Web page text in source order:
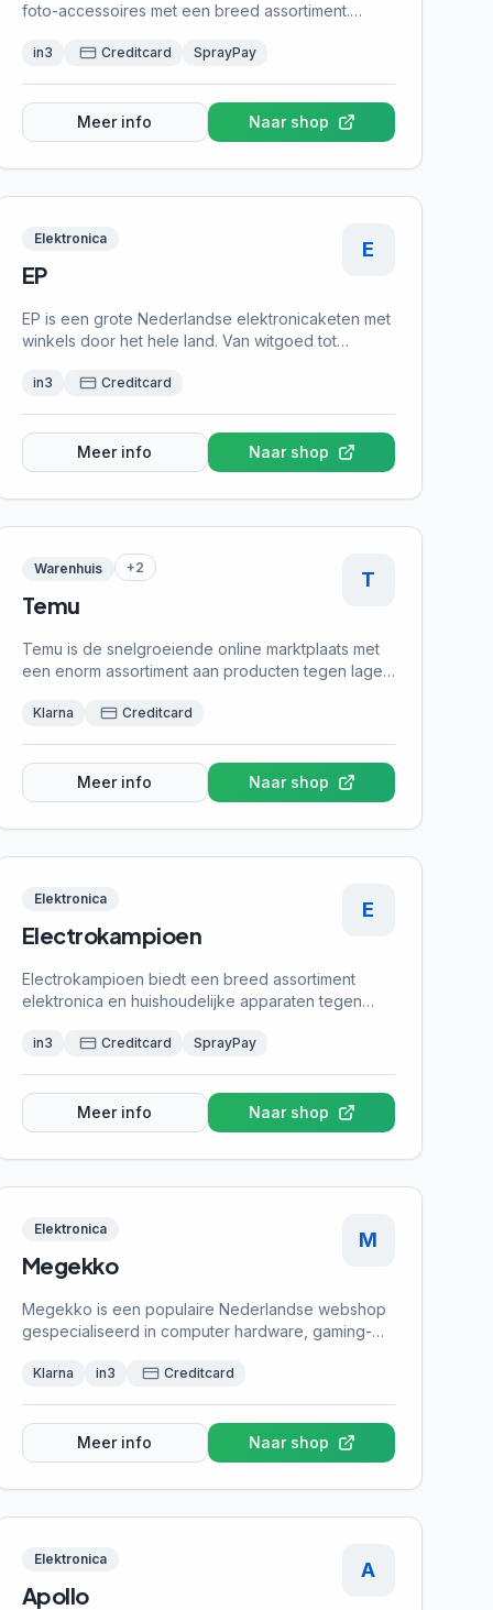
foto-accessoires met een breed assortiment.
in3 Creditcard SprayPay
Meer info Naar shop
Elektronica
EP
E
EP is een grote Nederlandse elektronicaketen met
winkels door het hele land. Van witgoed tot
in3.
in3 Creditcard
Meer info Naar shop
Warenhuis +2
Temu
T
Temu is de snelgroeiende online marktplaats met
een enorm assortiment aan producten tegen lage
huishoudartikelen en speelgoed - Temu biedt
Verschillende betaalopties waaronder achteraf
betalen zijn beschikbaar.
Klarna Creditcard
Meer info Naar shop
Elektronica
Electrokampioen
E
Electrokampioen biedt een breed assortiment
elektronica en huishoudelijke apparaten tegen
in3 Creditcard SprayPay
Meer info Naar shop
Elektronica
Megekko
M
Megekko is een populaire Nederlandse webshop
gespecialiseerd in computer hardware, gaming-
kun je achteraf betalen met Klarna, handig
computeronderdelen wilt aanschaffen zonder
direct te betalen.
Klarna in3 Creditcard
Meer info Naar shop
Elektronica
Apollo
A